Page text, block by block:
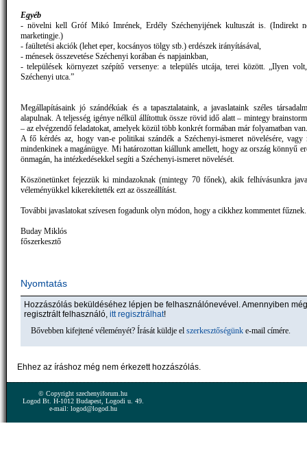
Egyéb
- növelni kell Gróf Mikó Imrének, Erdély Széchenyijének kultuszát is. (Indirekt
marketingje.)
- faültetési akciók (lehet eper, kocsányos tölgy stb.) erdészek irányításával,
- ménesek összevetése Széchenyi korában és napjainkban,
- települések környezet szépítő versenye: a település utcája, terei között. „Ilyen
Széchenyi utca.”
Megállapításaink jó szándékúak és a tapasztalataink, a javaslataink széles
alapulnak. A teljesség igénye nélkül állítottuk össze rövid idő alatt – mintegy
– az elvégzendő feladatokat, amelyek közül több konkrét formában már folyamatban van.
A fő kérdés az, hogy van-e politikai szándék a Széchenyi-ismeret növelésére, vagy
mindenkinek a magánügye. Mi határozottan kiállunk amellett, hogy az ország könnyű
önmagán, ha intézkedésekkel segíti a Széchenyi-ismeret növelését.
Köszönetünket fejezzük ki mindazoknak (mintegy 70 főnek), akik felhívásunkra
véleményükkel kikerekítették ezt az összeállítást.
További javaslatokat szívesen fogadunk olyn módon, hogy a cikkhez kommentet fűznek.
Buday Miklós
főszerkesztő
Nyomtatás
Hozzászólás beküldéséhez lépjen be felhasználónevével. Amennyiben
regisztrált felhasználó, itt regisztrálhat!
Bővebben kifejtené véleményét? Írását küldje el szerkesztőségünk e-mail címére.
Ehhez az íráshoz még nem érkezett hozzászólás.
© Copyright szechenyiforum.hu
Logod Bt. H-1012 Budapest, Logodi u. 49.
e-mail: logod@logod.hu